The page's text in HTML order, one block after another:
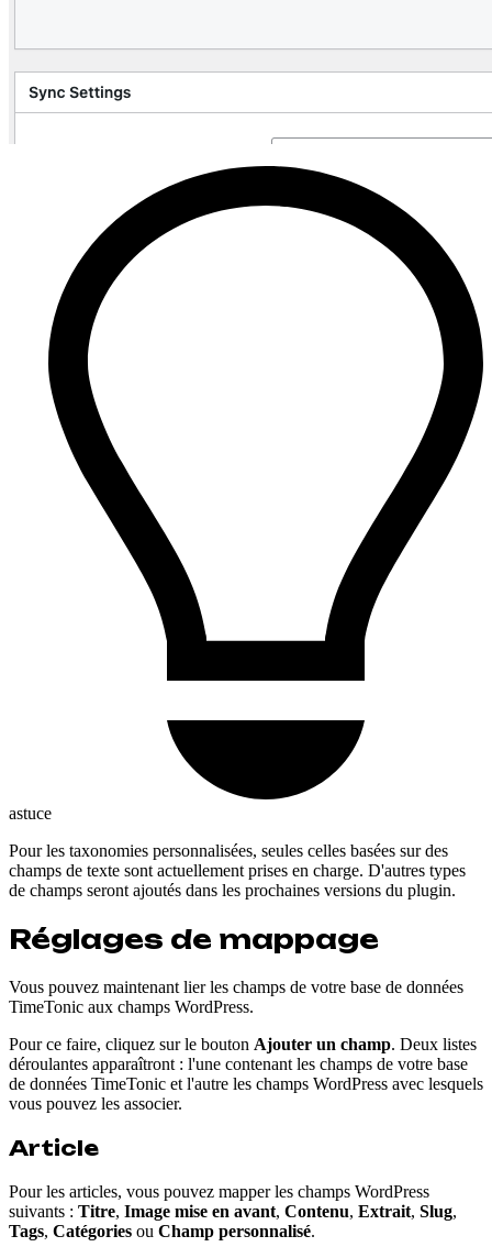
astuce
Pour les taxonomies personnalisées, seules celles basées sur des
champs de texte sont actuellement prises en charge. D'autres types
de champs seront ajoutés dans les prochaines versions du plugin.
Réglages de mappage
Vous pouvez maintenant lier les champs de votre base de données
TimeTonic aux champs WordPress.
Pour ce faire, cliquez sur le bouton Ajouter un champ. Deux listes
déroulantes apparaîtront : l'une contenant les champs de votre base
de données TimeTonic et l'autre les champs WordPress avec lesquels
vous pouvez les associer.
Article
Pour les articles, vous pouvez mapper les champs WordPress
suivants : Titre, Image mise en avant, Contenu, Extrait, Slug,
Tags, Catégories ou Champ personnalisé.